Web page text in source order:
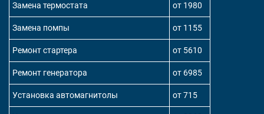
Замена термостата от 1980
Замена помпы от 1155
Ремонт стартера от 5610
Ремонт генератора от 6985
Установка автомагнитолы от 715